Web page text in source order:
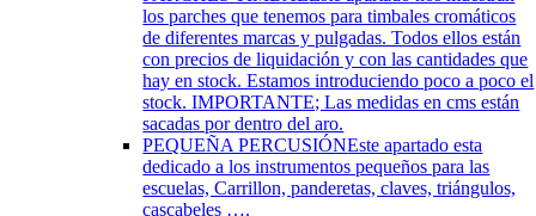
los parches que tenemos para timbales cromáticos
de diferentes marcas y pulgadas. Todos ellos están
con precios de liquidación y con las cantidades que
hay en stock. Estamos introduciendo poco a poco el
stock. IMPORTANTE; Las medidas en cms están
sacadas por dentro del aro.
PEQUEÑA PERCUSIÓNEste apartado esta
dedicado a los instrumentos pequeños para las
escuelas, Carrillon, panderetas, claves, triángulos,
cascabeles ….